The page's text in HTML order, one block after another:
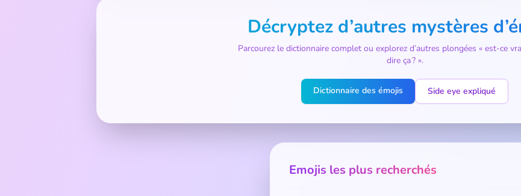
Décryptez d’autres mystères
Parcourez le dictionnaire complet ou explorez d’autres plongées « est-ce
dire ça ? ».
Dictionnaire des émojis Side eye expliqué
Emojis les plus recherchés